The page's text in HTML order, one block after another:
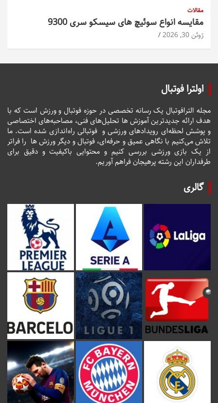
مقالات
مقایسه انواع سوئیچ های سیسکو سری 9300
ژوئن 30, 2026
اولترا فوتبال
مجله الترافوتبال یک رسانه تخصصی در حوزه فوتبال و ورزش است که با
هدف ارائه جدیدترین آموزش ها تحلیل‌های فنی، مصاحبه‌های اختصاصی
و پوشش لحظه‌ای رویدادهای ورزشی و فوتبالی راه‌اندازی شده است. ما
تلاش می‌کنیم با نگاهی عمیق و حرفه‌ای، فوتبال و دیگر ورزش ها را فراتر
از یک بازی ورزشی بررسی کنیم و محتوایی باکیفیت و دقیق برای
طرفداران این رشته پرهیجان فراهم آوریم.
گالری